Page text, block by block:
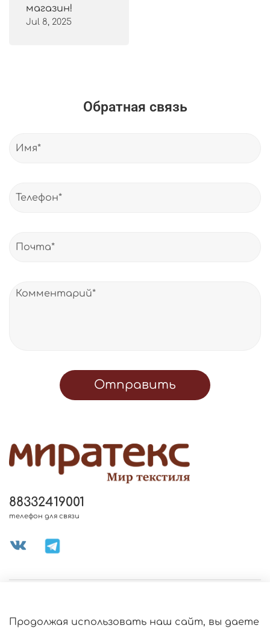
магазин!
Jul 8, 2025
Обратная связь
Отправить
88332419001
телефон для связи
Продолжая использовать наш сайт, вы даете